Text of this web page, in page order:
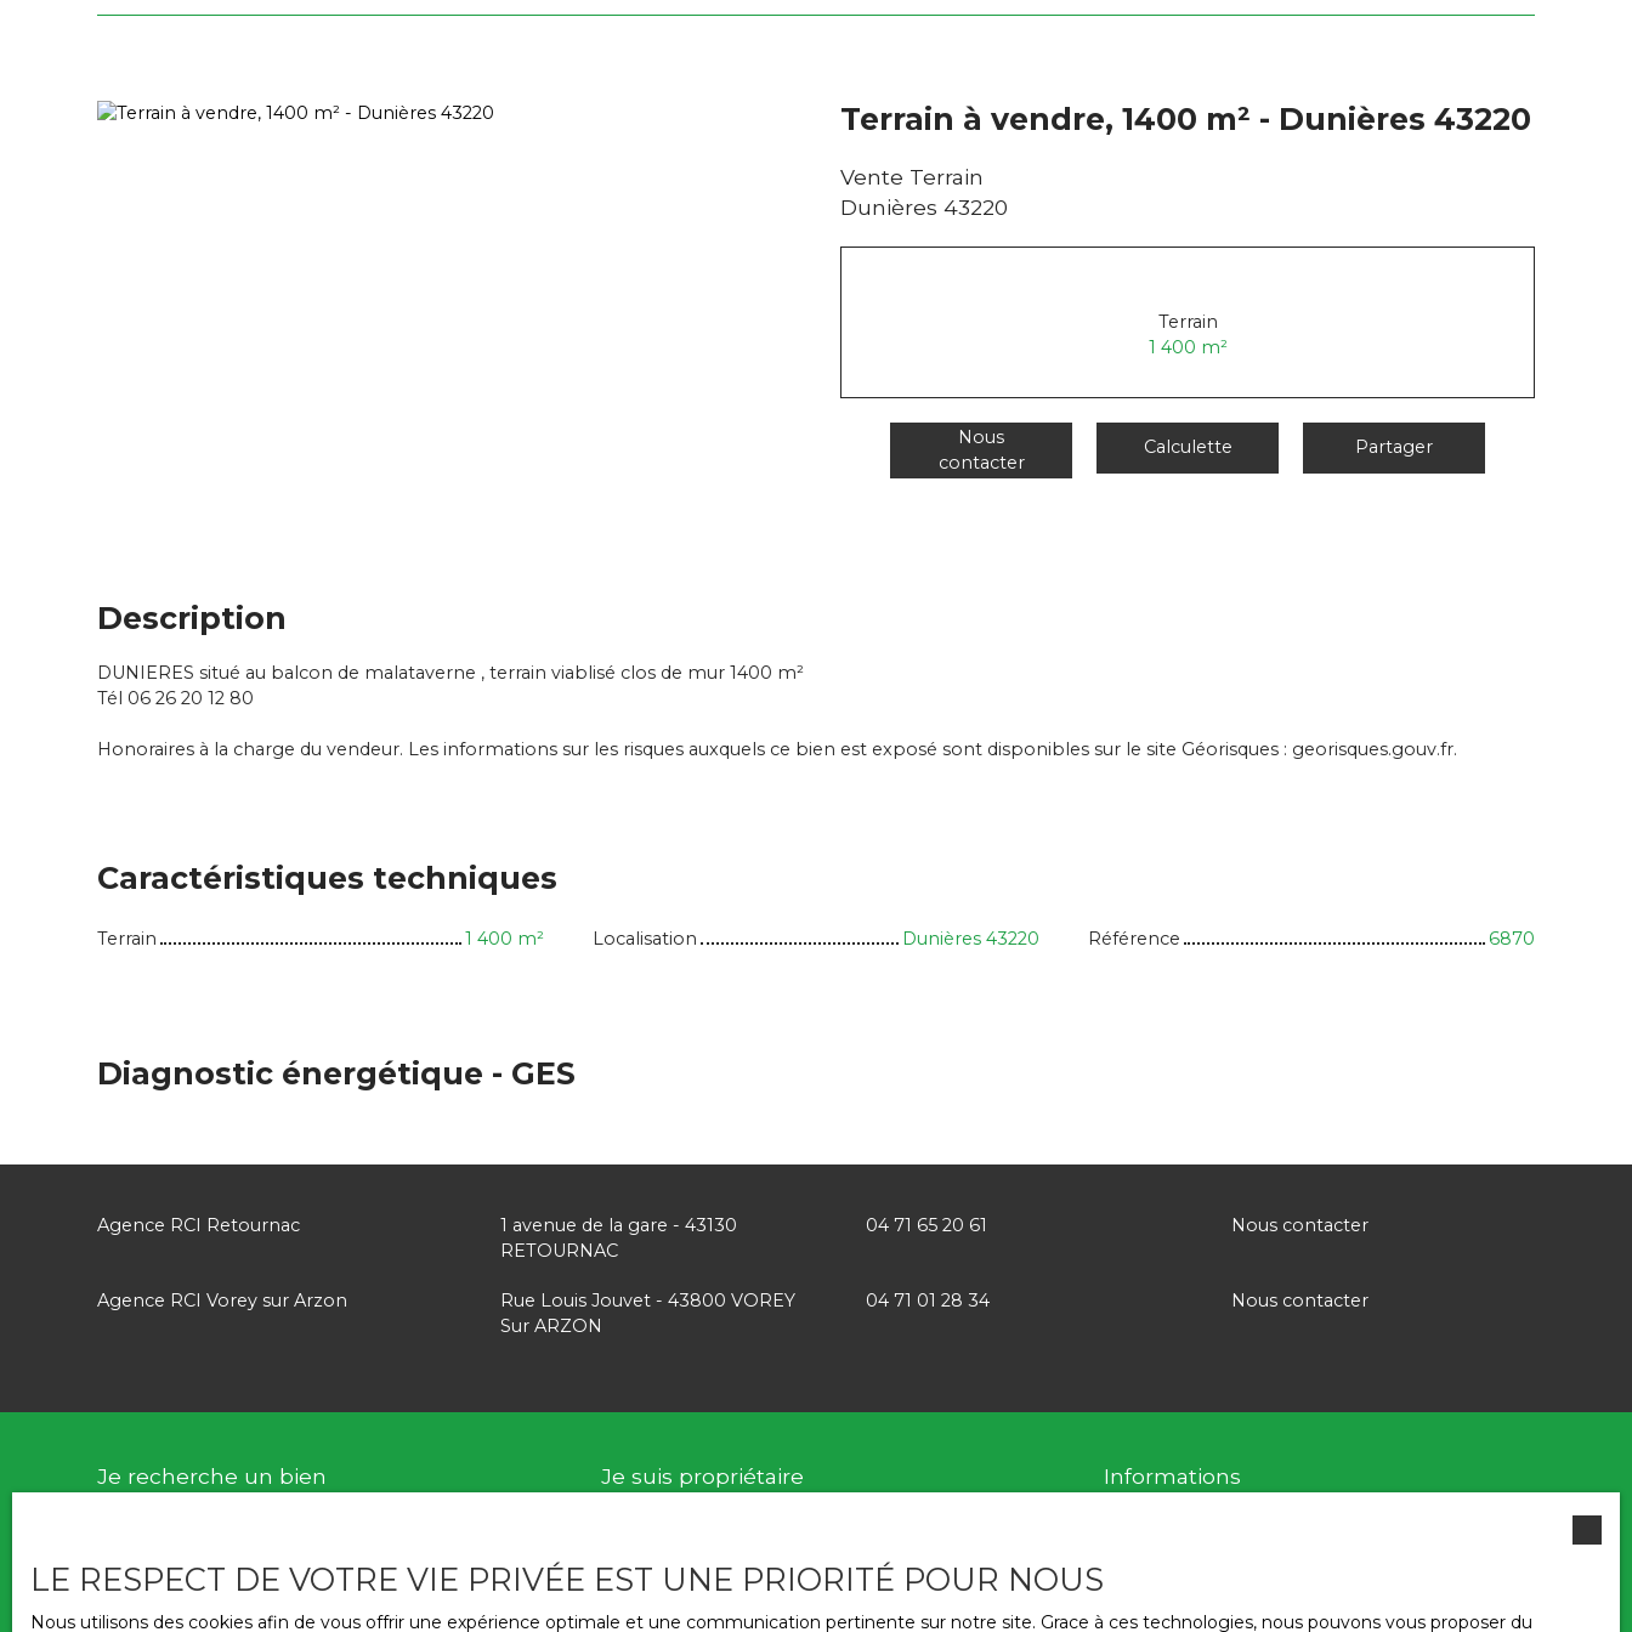
Terrain à vendre, 1400 m² - Dunières 43220
Vente Terrain
Dunières 43220
Terrain
1 400 m²
Nous
contacter
Calculette Partager
Description
DUNIERES situé au balcon de malataverne , terrain viablisé clos de mur 1400 m²
Tél 06 26 20 12 80
Honoraires à la charge du vendeur. Les informations sur les risques auxquels ce bien est exposé sont disponibles sur le site Géorisques : georisques.gouv.fr.
Caractéristiques techniques
Terrain 1 400 m² Localisation Dunières 43220 Référence 6870
Diagnostic énergétique - GES
Agence RCI Retournac
1 avenue de la gare - 43130
RETOURNAC
04 71 65 20 61 Nous contacter
Agence RCI Vorey sur Arzon
Rue Louis Jouvet - 43800 VOREY
Sur ARZON
04 71 01 28 34 Nous contacter
Je recherche un bien
Vente maison Vorey (43800)
Vente maison Rosières (43800)
Je suis propriétaire
Nous contacter
Informations
Politique de confidentialité
LE RESPECT DE VOTRE VIE PRIVÉE EST UNE PRIORITÉ POUR NOUS
Nous utilisons des cookies afin de vous offrir une expérience optimale et une communication pertinente sur notre site. Grace à ces technologies, nous pouvons vous proposer du